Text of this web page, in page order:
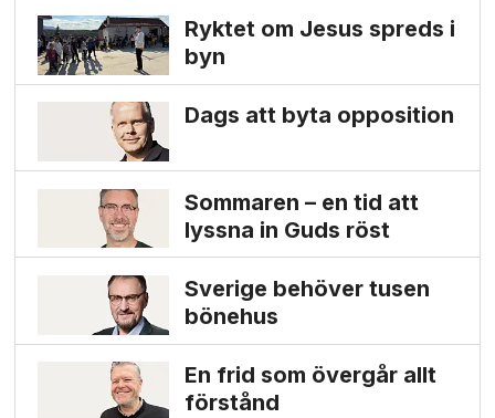
Ryktet om Jesus spreds i
byn
Dags att byta opposition
Sommaren – en tid att
lyssna in Guds röst
Sverige behöver tusen
bönehus
En frid som övergår allt
förstånd